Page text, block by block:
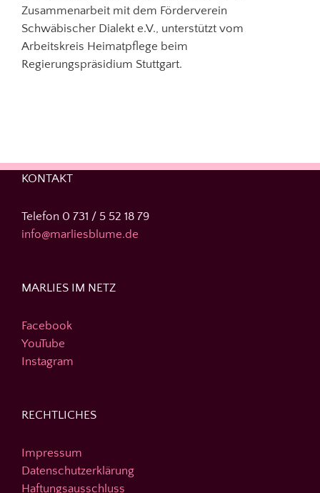
Zusammenarbeit mit dem Förderverein
Schwäbischer Dialekt e.V., unterstützt vom
Arbeitskreis Heimatpflege beim
Regierungspräsidium Stuttgart.
KONTAKT
Telefon 0 731 / 5 52 18 79
info@marliesblume.de
MARLIES IM NETZ
Facebook
YouTube
Instagram
RECHTLICHES
Impressum
Datenschutzerklärung
Haftungsausschluss